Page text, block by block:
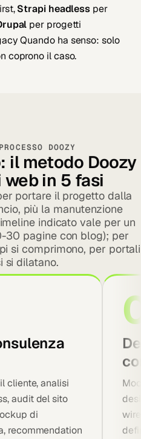
Strapi headless per
per progetti
Quando ha senso: solo
coprono il caso.
DOOZY
il metodo Doozy
in 5 fasi
portare il progetto dalla
più la manutenzione
indicato vale per un
30 pagine con blog); per
si comprimono, per portali
si dilatano.
cliente, analisi
audit del sito
di
recommendation